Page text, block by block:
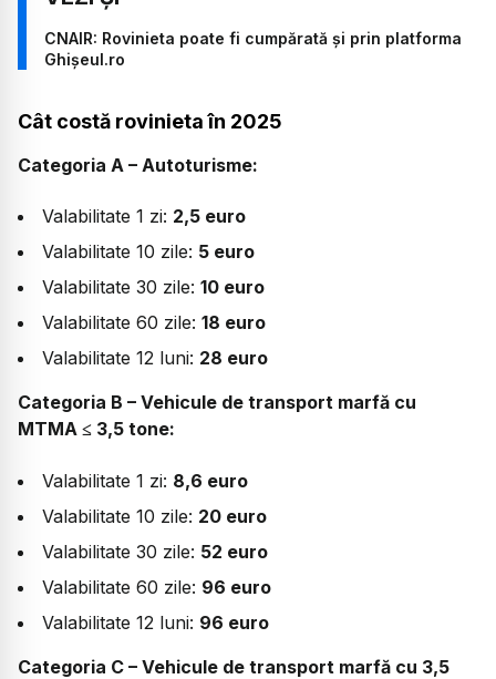
CNAIR: Rovinieta poate fi cumpărată și prin platforma
Ghişeul.ro
Cât costă rovinieta în 2025
Categoria A – Autoturisme:
Valabilitate 1 zi: 2,5 euro
Valabilitate 10 zile: 5 euro
Valabilitate 30 zile: 10 euro
Valabilitate 60 zile: 18 euro
Valabilitate 12 luni: 28 euro
Categoria B – Vehicule de transport marfă cu
MTMA ≤ 3,5 tone:
Valabilitate 1 zi: 8,6 euro
Valabilitate 10 zile: 20 euro
Valabilitate 30 zile: 52 euro
Valabilitate 60 zile: 96 euro
Valabilitate 12 luni: 96 euro
Categoria C – Vehicule de transport marfă cu 3,5